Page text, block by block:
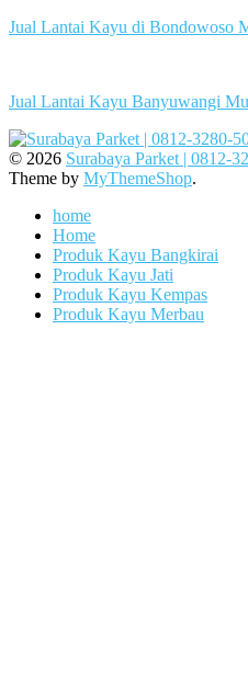
Jual Lantai Kayu di Bondowoso
Jual Lantai Kayu Banyuwangi
© 2026 Surabaya Parket | 0812-
Theme by MyThemeShop.
home
Home
Produk Kayu Bangkirai
Produk Kayu Jati
Produk Kayu Kempas
Produk Kayu Merbau